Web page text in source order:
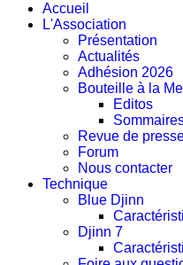
Accueil
L'Association
Présentation
Actualités
Adhésion 2026
Bouteille à la
Editos
Revue de
Forum
Nous contacter
Technique
Blue Djinn
Djinn 7